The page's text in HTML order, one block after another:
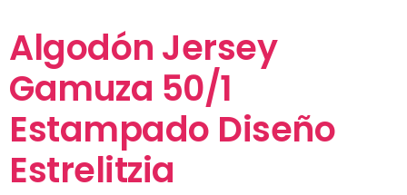
Algodón Jersey
Gamuza 50/1
Estampado Diseño
Estrelitzia